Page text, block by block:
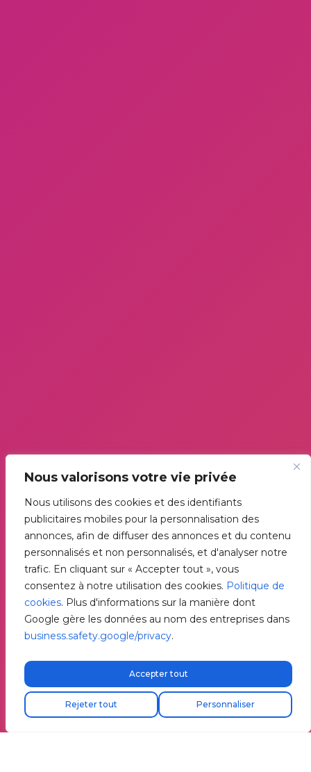
Nous valorisons votre vie privée
Nous utilisons des cookies et des identifiants
publicitaires mobiles pour la personnalisation des
annonces, afin de diffuser des annonces et du contenu
personnalisés et non personnalisés, et d'analyser notre
trafic. En cliquant sur « Accepter tout », vous
consentez à notre utilisation des cookies. Politique de
cookies. Plus d'informations sur la manière dont
Google gère les données au nom des entreprises dans
business.safety.google/privacy.
Personnaliser
Rejeter tout
Accepter tout
Livraison express gratuite !